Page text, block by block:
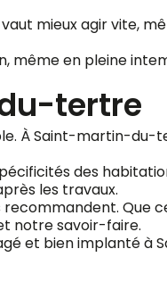
mieux agir vite,
même en pleine
tertre
À Saint-martin-
des
les travaux.
recommandent. Que
notre savoir-faire.
et bien implanté à